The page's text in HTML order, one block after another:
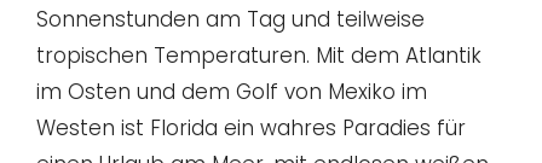
Sonnenstunden am Tag und teilweise
tropischen Temperaturen. Mit dem Atlantik
im Osten und dem Golf von Mexiko im
Westen ist Florida ein wahres Paradies für